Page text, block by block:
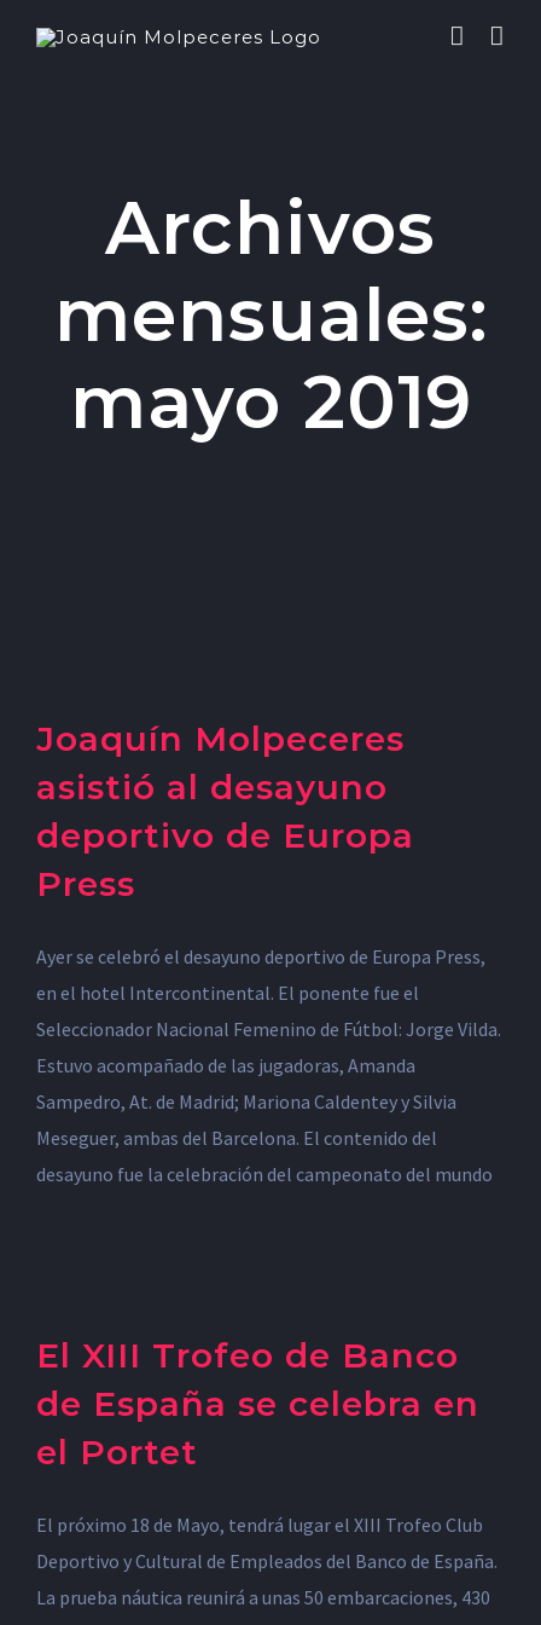
Archivos
mensuales:
mayo 2019
Joaquín Molpeceres
asistió al desayuno
deportivo de Europa
Press
Ayer se celebró el desayuno deportivo de Europa Press,
en el hotel Intercontinental. El ponente fue el
Seleccionador Nacional Femenino de Fútbol: Jorge Vilda.
Estuvo acompañado de las jugadoras, Amanda
Sampedro, At. de Madrid; Mariona Caldentey y Silvia
Meseguer, ambas del Barcelona. El contenido del
desayuno fue la celebración del campeonato del mundo
El XIII Trofeo de Banco
de España se celebra en
el Portet
El próximo 18 de Mayo, tendrá lugar el XIII Trofeo Club
Deportivo y Cultural de Empleados del Banco de España.
La prueba náutica reunirá a unas 50 embarcaciones, 430
© Copyright 2012 - 2026 | Joaquín MolpeceresSomos
deporte - toda una vida apostando por el deporte| All